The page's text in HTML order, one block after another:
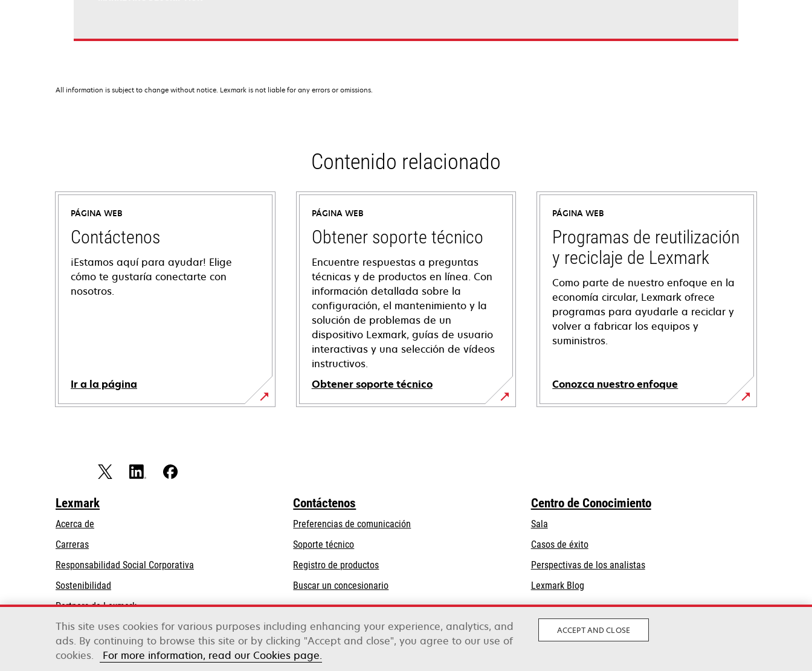
All information is subject to change without notice. Lexmark is not liable for any errors or omissions.
Contenido relacionado
PÁGINA WEB
Contáctenos
¡Estamos aquí para ayudar! Elige
cómo te gustaría conectarte con
nosotros.
Ir a la página
PÁGINA WEB
Obtener soporte técnico
Encuentre respuestas a preguntas
técnicas y de productos en línea. Con
información detallada sobre la
configuración, el mantenimiento y la
solución de problemas de un
dispositivo Lexmark, guías de usuario
interactivas y una selección de vídeos
instructivos.
Obtener soporte técnico
opens
PÁGINA WEB
Programas de reutilización
y reciclaje de Lexmark
Como parte de nuestro enfoque en la
economía circular, Lexmark ofrece
programas para ayudarle a reciclar y
volver a fabricar los equipos y
suministros.
Conozca nuestro enfoque
Lexmark
Acerca de
Carreras
Responsabilidad Social Corporativa
new
tab
Sostenibilidad
Partners de Lexmark
Contáctenos
Preferencias de comunicación
Soporte técnicoopens
in
a
new
tab
Registro de productos
Buscar un concesionario
Centro de Conocimiento
Sala
Casos de éxito
Perspectivas de los analistas
Lexmark Blog
Lexmark International, Inc., una empresa de Xerox
©2026 Todos los derechos reservados.
This site uses cookies for various purposes including enhancing your experience, analytics, and
ads. By continuing to browse this site or by clicking "Accept and close", you agree to our use of
cookies.
For more information, read our Cookies page.
ACCEPT AND CLOSE